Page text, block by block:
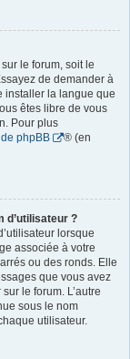
le forum, soit le
de demander à
installer la langue que
êtes libre de vous
Pour plus
phpBB
® (en
d’utilisateur ?
lorsque
associée à votre
ou des ronds. Elle
que vous avez
le forum. L’autre
sous le nom
utilisateur.